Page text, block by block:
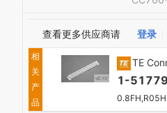
查看更多供应商请 登录
相
关
产
品
TE
1-